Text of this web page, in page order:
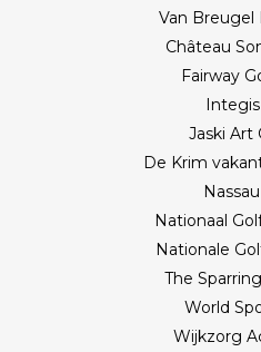
Van Breugel
Château
Fairway
Integis
Jaski Art
De Krim
Nationaal
Nationale
The
World
Wijkzorg